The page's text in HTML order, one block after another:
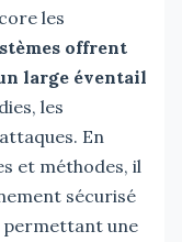
les
offrent
large éventail
les
En
et méthodes, il
sécurisé
permettant une